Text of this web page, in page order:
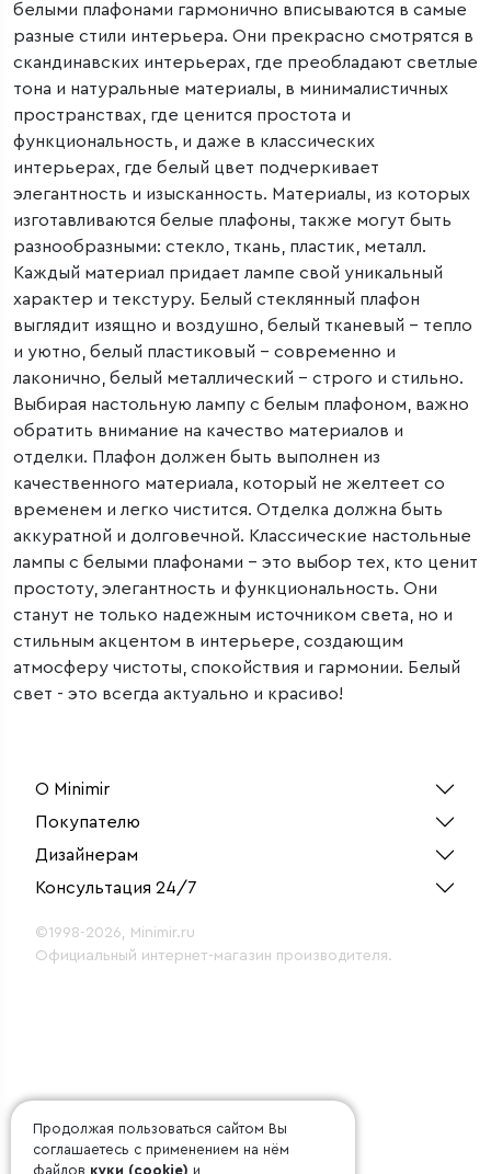
белыми плафонами гармонично вписываются в самые
разные стили интерьера. Они прекрасно смотрятся в
скандинавских интерьерах, где преобладают светлые
тона и натуральные материалы, в минималистичных
пространствах, где ценится простота и
функциональность, и даже в классических
интерьерах, где белый цвет подчеркивает
элегантность и изысканность. Материалы, из которых
изготавливаются белые плафоны, также могут быть
разнообразными: стекло, ткань, пластик, металл.
Каждый материал придает лампе свой уникальный
характер и текстуру. Белый стеклянный плафон
выглядит изящно и воздушно, белый тканевый – тепло
и уютно, белый пластиковый – современно и
лаконично, белый металлический – строго и стильно.
Выбирая настольную лампу с белым плафоном, важно
обратить внимание на качество материалов и
отделки. Плафон должен быть выполнен из
качественного материала, который не желтеет со
временем и легко чистится. Отделка должна быть
аккуратной и долговечной. Классические настольные
лампы с белыми плафонами – это выбор тех, кто ценит
простоту, элегантность и функциональность. Они
станут не только надежным источником света, но и
стильным акцентом в интерьере, создающим
атмосферу чистоты, спокойствия и гармонии. Белый
свет - это всегда актуально и красиво!
О Minimir
Покупателю
Дизайнерам
Консультация 24/7
©1998-2026, Minimir.ru
Официальный интернет-магазин производителя.
Продолжая пользоваться сайтом Вы
соглашаетесь с применением на нём
файлов куки (cookie) и